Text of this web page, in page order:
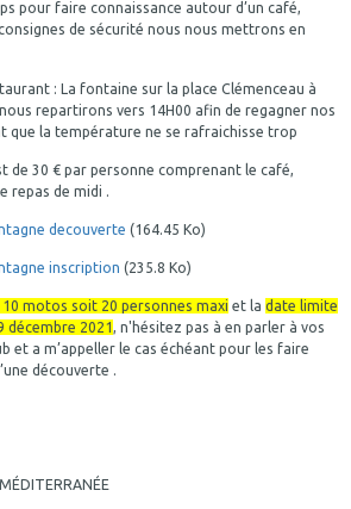
pour faire connaissance autour d’un café,
de sécurité nous nous mettrons en
: La fontaine sur la place Clémenceau à
repartirons vers 14H00 afin de regagner nos
que la température ne se rafraichisse trop
de 30 € par personne comprenant le café,
repas de midi .
decouverte (164.45 Ko)
inscription (235.8 Ko)
motos soit 20 personnes maxi et la date limite
décembre 2021
, n'hésitez pas à en parler à vos
et a m’appeller le cas échéant pour les faire
découverte .